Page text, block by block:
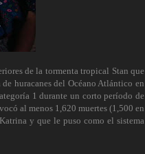
de la tormenta tropical Stan que
huracanes del Océano Atlántico en
1 durante un corto período de
al menos 1,620 muertes (1,500 en
y que le puso como el sistema